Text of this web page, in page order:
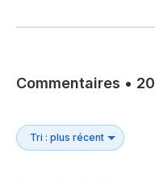
Commentaires • 20